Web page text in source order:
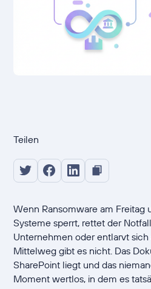
Teilen
Wenn Ransomware am Freitag
Systeme sperrt, rettet der
Unternehmen oder entlarvt sich
Mittelweg gibt es nicht. Das
SharePoint liegt und das
Moment wertlos, in dem es